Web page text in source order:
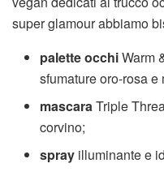
super glamour abbiamo
palette occhiWarm
sfumature oro-rosa
mascaraTriple
corvino;
spray illuminante e